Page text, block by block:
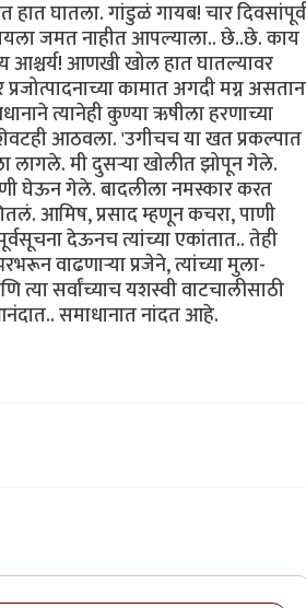
घातला. गांडुळं गायब! चार
जमत नाहीत आपल्याला.. छे..छे. काय
आणखी खोल हात घातल्यावर
कामात अगदी मग्न
त्यानेही कुण्या ऋषीला हरणाच्या
आठवला. 'उगीचच या खत प्रकल्पात
लागले. मी दुसऱ्या खोलीत झोपून गेले.
घेऊन गेले. बादलीला नमस्कार करत
आमिष, प्रसाद म्हणून कचरा, पाणी
देऊनच त्यांच्या एकांतात.. तेही
वाढणाऱ्या प्रजेने, त्यांच्या मुला-
सर्वांच्याच यशस्वी वाटचालीसाठी
समाधानात नांदत आहे.